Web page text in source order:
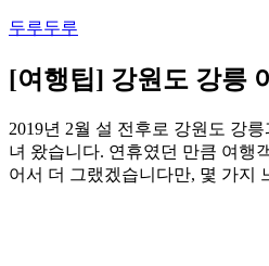
콘
츠
로
로
가
기
두루두루
[여행팁] 강원도 강릉
2019년 2월 설 전후로 강원도 강
녀 왔습니다. 연휴였던 만큼 여행
어서 더 그랬겠습니다만, 몇 가지